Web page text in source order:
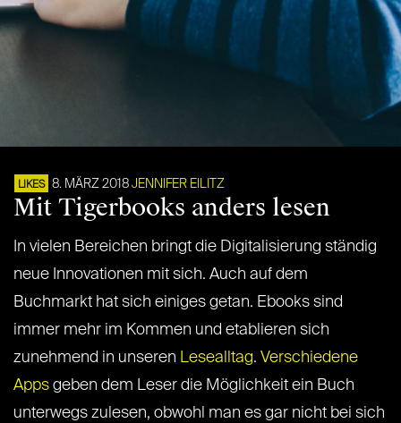
LIKES 8. MÄRZ 2018 JENNIFER EILITZ
Mit Tigerbooks anders lesen
In vielen Bereichen bringt die Digitalisierung ständig
neue Innovationen mit sich. Auch auf dem
Buchmarkt hat sich einiges getan. Ebooks sind
immer mehr im Kommen und etablieren sich
zunehmend in unseren Lesealltag. Verschiedene
Apps geben dem Leser die Möglichkeit ein Buch
unterwegs zulesen, obwohl man es gar nicht bei sich